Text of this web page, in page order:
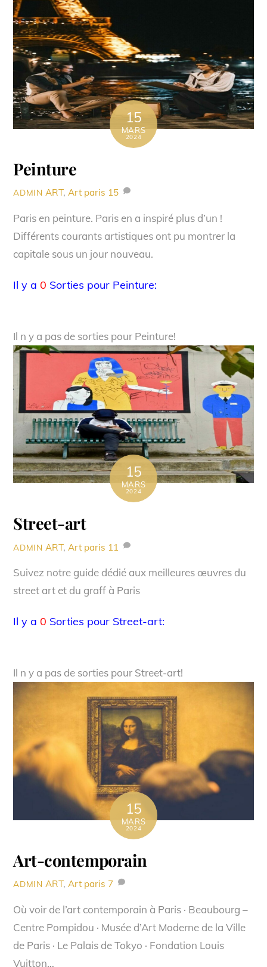
15
MARS
2024
Peinture
ADMIN ART, Art paris 15
Paris en peinture. Paris en a inspiré plus d’un !
Différents courants artistiques ont pu montrer la
capitale sous un jour nouveau.
Il y a 0 Sorties pour Peinture:
Il n y a pas de sorties pour Peinture!
15
MARS
2024
Street-art
ADMIN ART, Art paris 11
Suivez notre guide dédié aux meilleures œuvres du
street art et du graff à Paris
Il y a 0 Sorties pour Street-art:
Il n y a pas de sorties pour Street-art!
15
MARS
2024
Art-contemporain
ADMIN ART, Art paris 7
Où voir de l’art contemporain à Paris · Beaubourg –
Centre Pompidou · Musée d’Art Moderne de la Ville
de Paris · Le Palais de Tokyo · Fondation Louis
Vuitton…